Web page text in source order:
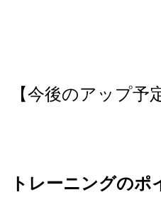
【今後のアップ予
トレーニングのポ